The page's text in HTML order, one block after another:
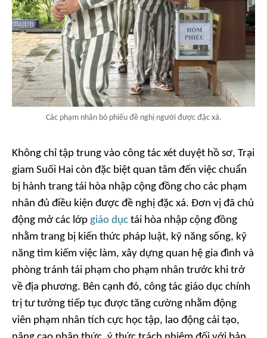
Các phạm nhân bỏ phiếu đề nghị người được đặc xá.
Không chỉ tập trung vào công tác xét duyệt hồ sơ, Trại
giam Suối Hai còn đặc biệt quan tâm đến việc chuẩn
bị hành trang tái hòa nhập cộng đồng cho các phạm
nhân đủ điều kiện được đề nghị đặc xá. Đơn vị đã chủ
động mở các lớp giáo dục tái hòa nhập cộng đồng
nhằm trang bị kiến thức pháp luật, kỹ năng sống, kỹ
năng tìm kiếm việc làm, xây dựng quan hệ gia đình và
phòng tránh tái phạm cho phạm nhân trước khi trở
về địa phương. Bên cạnh đó, công tác giáo dục chính
trị tư tưởng tiếp tục được tăng cường nhằm động
viên phạm nhân tích cực học tập, lao động cải tạo,